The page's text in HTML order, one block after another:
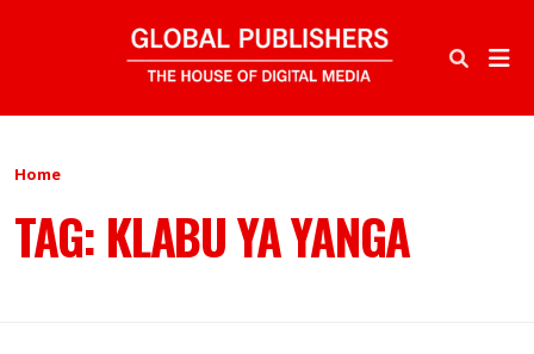
Home
TAG: KLABU YA YANGA